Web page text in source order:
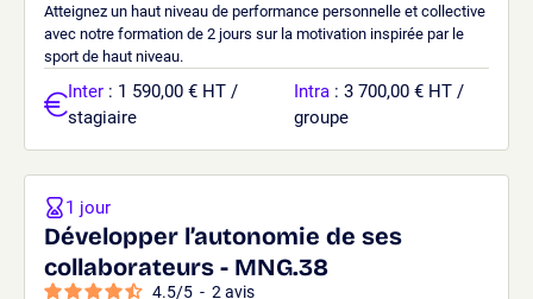
Atteignez un haut niveau de performance personnelle et collective
avec notre formation de 2 jours sur la motivation inspirée par le
sport de haut niveau.
Inter : 1 590,00 € HT /
stagiaire
Intra : 3 700,00 € HT /
groupe
Développer l’autonomie de ses
collaborateurs - MNG.38
4.5/5 - 2 avis
1 jour